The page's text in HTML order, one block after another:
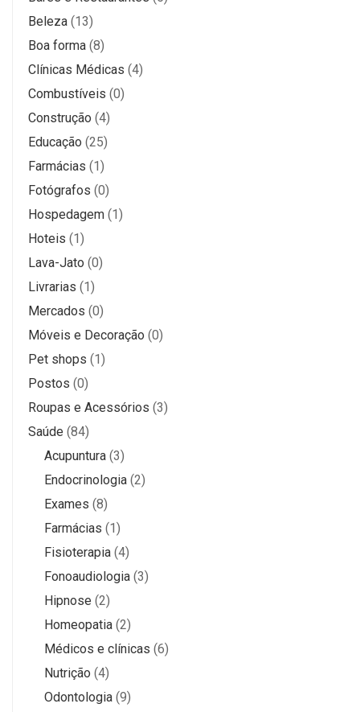
Beleza (13)
Boa forma (8)
Clínicas Médicas (4)
Combustíveis (0)
Construção (4)
Educação (25)
Farmácias (1)
Fotógrafos (0)
Hospedagem (1)
Hoteis (1)
Lava-Jato (0)
Livrarias (1)
Mercados (0)
Móveis e Decoração (0)
Pet shops (1)
Postos (0)
Roupas e Acessórios (3)
Saúde (84)
Acupuntura (3)
Endocrinologia (2)
Exames (8)
Farmácias (1)
Fisioterapia (4)
Fonoaudiologia (3)
Hipnose (2)
Homeopatia (2)
Médicos e clínicas (6)
Nutrição (4)
Odontologia (9)